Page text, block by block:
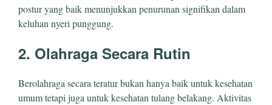
postur yang baik menunjukkan penurunan signifikan dalam
keluhan nyeri punggung.
2. Olahraga Secara Rutin
Berolahraga secara teratur bukan hanya baik untuk kesehatan
umum tetapi juga untuk kesehatan tulang belakang. Aktivitas